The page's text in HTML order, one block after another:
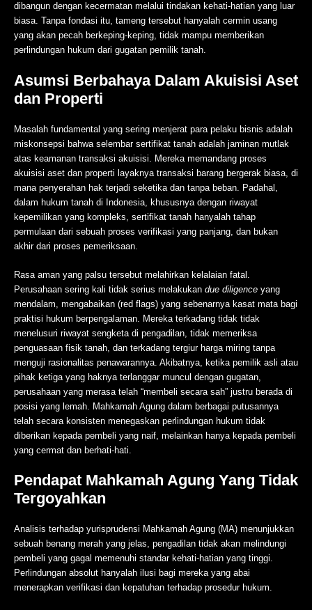
dibangun dengan kecermatan melalui tindakan kehati-hatian yang luar
biasa. Tanpa fondasi itu, tameng tersebut hanyalah cermin usang
yang akan pecah berkeping-keping, tidak mampu memberikan
perlindungan hukum dari gugatan pemilik tanah.
Asumsi Berbahaya Dalam Akuisisi Aset
dan Properti
Masalah fundamental yang sering menjerat para pelaku bisnis adalah
miskonsepsi bahwa selembar sertifikat tanah adalah jaminan mutlak
atas keamanan transaksi akuisisi. Mereka memandang proses
akuisisi aset dan properti layaknya transaksi barang bergerak biasa, di
mana penyerahan hak terjadi seketika dan tanpa beban. Padahal,
dalam hukum tanah di Indonesia, khususnya dengan riwayat
kepemilikan yang kompleks, sertifikat tanah hanyalah tahap
permulaan dari sebuah proses verifikasi yang panjang, dan bukan
akhir dari proses pemeriksaan.
Rasa aman yang palsu tersebut melahirkan kelalaian fatal.
Perusahaan sering kali tidak serius melakukan due diligence yang
mendalam, mengabaikan (red flags) yang sebenarnya kasat mata bagi
praktisi hukum berpengalaman. Mereka terkadang tidak tidak
menelusuri riwayat sengketa di pengadilan, tidak memeriksa
penguasaan fisik tanah, dan terkadang tergiur harga miring tanpa
menguji rasionalitas penawarannya. Akibatnya, ketika pemilik asli atau
pihak ketiga yang haknya terlanggar muncul dengan gugatan,
perusahaan yang merasa telah “membeli secara sah” justru berada di
posisi yang lemah. Mahkamah Agung dalam berbagai putusannya
telah secara konsisten menegaskan perlindungan hukum tidak
diberikan kepada pembeli yang naif, melainkan hanya kepada pembeli
yang cermat dan berhati-hati.
Pendapat Mahkamah Agung Yang Tidak
Tergoyahkan
Analisis terhadap yurisprudensi Mahkamah Agung (MA) menunjukkan
sebuah benang merah yang jelas, pengadilan tidak akan melindungi
pembeli yang gagal memenuhi standar kehati-hatian yang tinggi.
Perlindungan absolut hanyalah ilusi bagi mereka yang abai
menerapkan verifikasi dan kepatuhan terhadap prosedur hukum.